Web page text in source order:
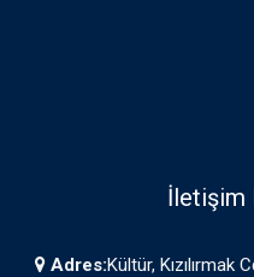
İletişim
Adres:Kültür, Kızılırmak